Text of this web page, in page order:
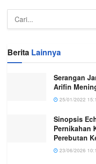
Berita Lainnya
Serangan
Arifin
25/01/2022
Sinopsis
Pernikahan
Perebutan
23/06/2026